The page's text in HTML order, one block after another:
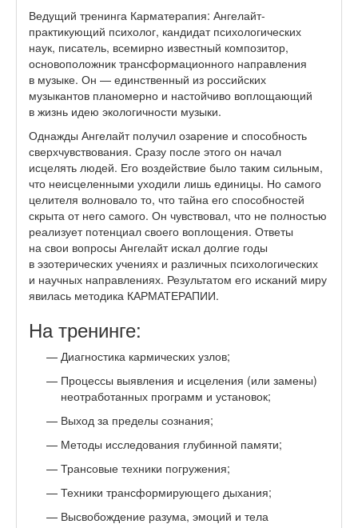
Ведущий тренинга Карматерапия: Ангелайт-
практикующий психолог, кандидат психологических
наук, писатель, всемирно известный композитор,
основоположник трансформационного направления
в музыке. Он — единственный из российских
музыкантов планомерно и настойчиво воплощающий
в жизнь идею экологичности музыки.
Однажды Ангелайт получил озарение и способность
сверхчувствования. Сразу после этого он начал
исцелять людей. Его воздействие было таким сильным,
что неисцеленными уходили лишь единицы. Но самого
целителя волновало то, что тайна его способностей
скрыта от него самого. Он чувствовал, что не полностью
реализует потенциал своего воплощения. Ответы
на свои вопросы Ангелайт искал долгие годы
в эзотерических учениях и различных психологических
и научных направлениях. Результатом его исканий миру
явилась методика КАРМАТЕРАПИИ.
На тренинге:
Диагностика кармических узлов;
Процессы выявления и исцеления (или замены)
неотработанных программ и установок;
Выход за пределы сознания;
Методы исследования глубинной памяти;
Трансовые техники погружения;
Техники трансформирующего дыхания;
Высвобождение разума, эмоций и тела